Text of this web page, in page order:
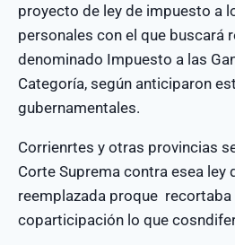
proyecto de ley de impuesto a
personales con el que buscará
denominado Impuesto a las
Categoría, según anticiparon
gubernamentales.
Corrienrtes y otras provincias
Corte Suprema contra esea ley
reemplazada proque
coparticipación lo que